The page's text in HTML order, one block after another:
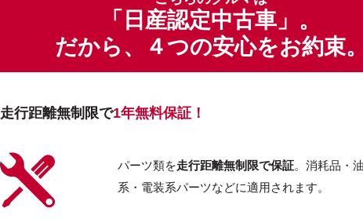
「日産認定中古車」。
だから、４つの安心をお約束。
走行距離無制限で1年無料保証！
パーツ類を走行距離無制限で保証。消耗品・
系・電装系パーツなどに適用されます。